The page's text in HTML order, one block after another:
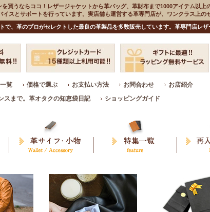
買うならココ！レザージャケットから革バッグ、革財布まで1000アイテム以上
スとサポートを行っています。実店舗も運営する革専門店が、ワンクラス上の
で、革のプロがセレクトした最良の革製品を多数販売しています。革専門店レザ
覧 価格で選ぶ お支払い方法 お問合わせ
お店紹介
スまで。革オタクの知恵袋日記
ショッピングガイド